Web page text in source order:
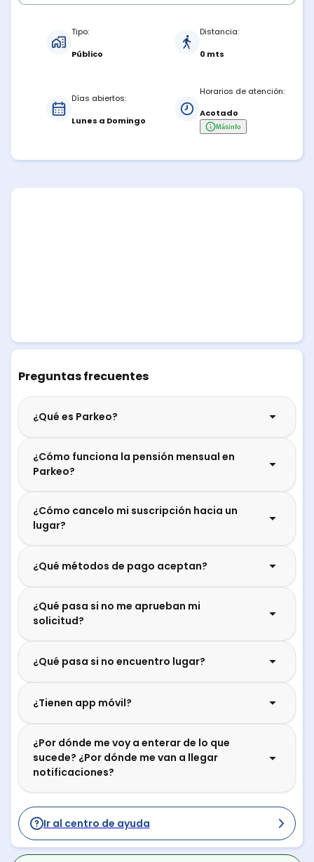
Tipo:
Público
Distancia:
0 mts
Días abiertos:
Lunes a Domingo
Horarios de atención:
Acotado
Másinfo
Preguntas frecuentes
¿Qué es Parkeo?
¿Cómo funciona la pensión mensual en
Parkeo?
¿Cómo cancelo mi suscripción hacia un
lugar?
¿Qué métodos de pago aceptan?
¿Qué pasa si no me aprueban mi
solicitud?
¿Qué pasa si no encuentro lugar?
¿Tienen app móvil?
¿Por dónde me voy a enterar de lo que
sucede? ¿Por dónde me van a llegar
notificaciones?
Ir al centro de ayuda